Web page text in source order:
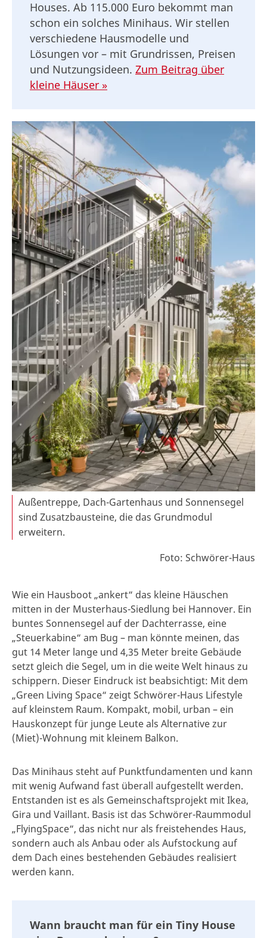
Houses. Ab 115.000 Euro bekommt man
schon ein solches Minihaus. Wir stellen
verschiedene Hausmodelle und
Lösungen vor – mit Grundrissen, Preisen
und Nutzungsideen. Zum Beitrag über
kleine Häuser »
Außentreppe, Dach-Gartenhaus und Sonnensegel
sind Zusatzbausteine, die das Grundmodul
erweitern.
Foto: Schwörer-Haus
Wie ein Hausboot „ankert“ das kleine Häuschen
mitten in der Musterhaus-Siedlung bei Hannover. Ein
buntes Sonnensegel auf der Dachterrasse, eine
„Steuerkabine“ am Bug – man könnte meinen, das
gut 14 Meter lange und 4,35 Meter breite Gebäude
setzt gleich die Segel, um in die weite Welt hinaus zu
schippern. Dieser Eindruck ist beabsichtigt: Mit dem
„Green Living Space“ zeigt Schwörer-Haus Lifestyle
auf kleinstem Raum. Kompakt, mobil, urban – ein
Hauskonzept für junge Leute als Alternative zur
(Miet)-Wohnung mit kleinem Balkon.
Das Minihaus steht auf Punktfundamenten und kann
mit wenig Aufwand fast überall aufgestellt werden.
Entstanden ist es als Gemeinschaftsprojekt mit Ikea,
Gira und Vaillant. Basis ist das Schwörer-Raummodul
„FlyingSpace“, das nicht nur als freistehendes Haus,
sondern auch als Anbau oder als Aufstockung auf
dem Dach eines bestehenden Gebäudes realisiert
werden kann.
Wann braucht man für ein Tiny House